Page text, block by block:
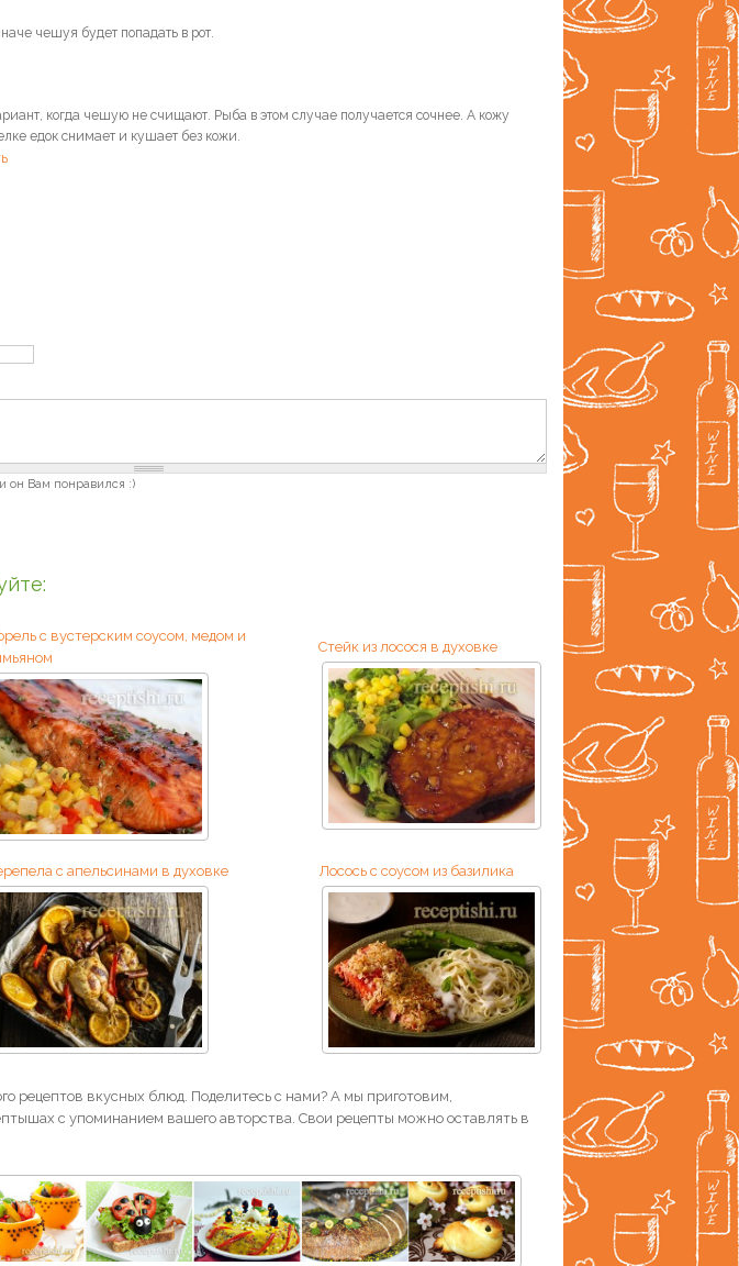
чешуя будет попадать в рот.
когда чешую не счищают. Рыба в этом случае получается сочнее. А кожу
едок снимает и кушает без кожи.
он Вам понравился :)
с вустерским соусом, медом и
Стейк из лосося в духовке
с апельсинами в духовке Лосось с соусом из базилика
рецептов вкусных блюд. Поделитесь с нами? А мы приготовим,
с упоминанием вашего авторства. Свои рецепты можно оставлять в